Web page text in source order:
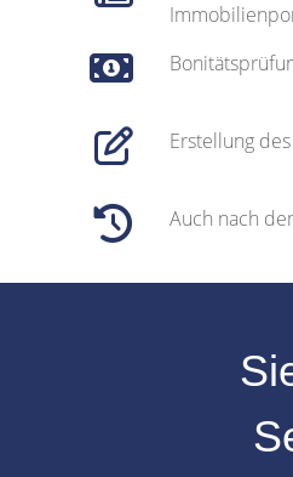
Erstellung
Auch nach